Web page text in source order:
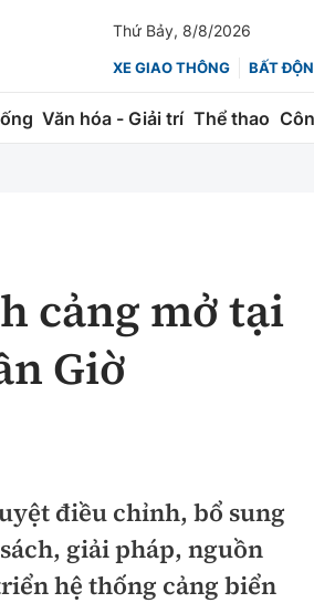
Thứ Bảy, 8/8/2026
XE GIAO THÔNG BẤT
Văn hóa - Giải trí Thể thao
Chứng khoán
cảng mở tại
Giờ
điều chỉnh, bổ sung
giải pháp, nguồn
hệ thống cảng biển